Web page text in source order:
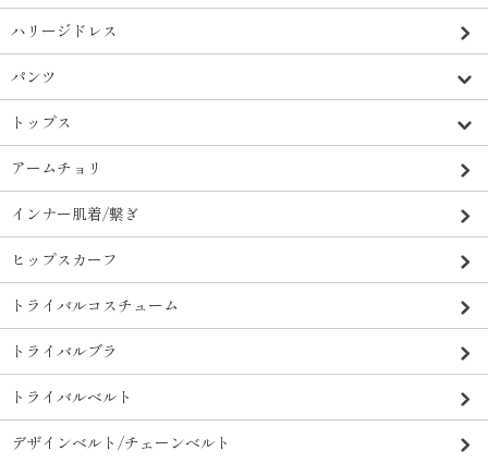
ハリージドレス
パンツ
トップス
アームチョリ
インナー肌着/繋ぎ
ヒップスカーフ
トライバルコスチューム
トライバルブラ
トライバルベルト
デザインベルト/チェーンベルト